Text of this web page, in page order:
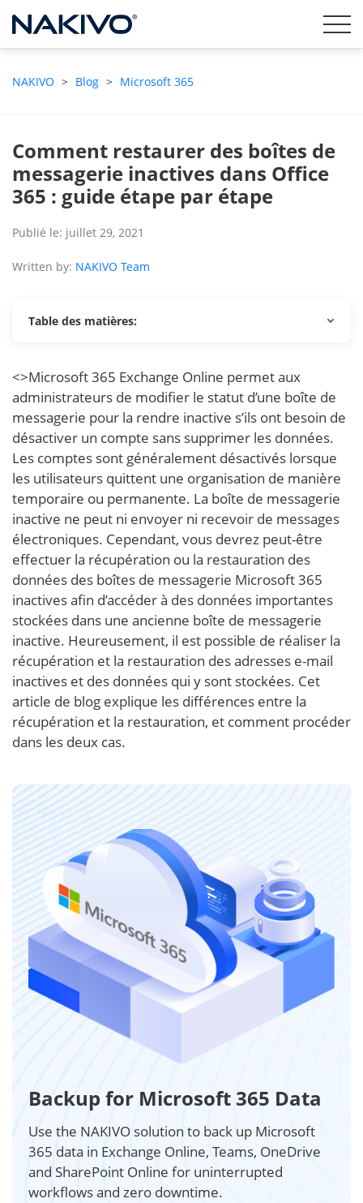
NAKIVO > Blog > Microsoft 365
Comment restaurer des boîtes de
messagerie inactives dans Office
365 : guide étape par étape
Publié le: juillet 29, 2021
Written by: NAKIVO Team
Table des matières:
<>Microsoft 365 Exchange Online permet aux
administrateurs de modifier le statut d’une boîte de
messagerie pour la rendre inactive s’ils ont besoin de
désactiver un compte sans supprimer les données.
Les comptes sont généralement désactivés lorsque
les utilisateurs quittent une organisation de manière
temporaire ou permanente. La boîte de messagerie
inactive ne peut ni envoyer ni recevoir de messages
électroniques. Cependant, vous devrez peut-être
effectuer la récupération ou la restauration des
données des boîtes de messagerie Microsoft 365
inactives afin d’accéder à des données importantes
stockées dans une ancienne boîte de messagerie
inactive. Heureusement, il est possible de réaliser la
récupération et la restauration des adresses e-mail
inactives et des données qui y sont stockées. Cet
article de blog explique les différences entre la
récupération et la restauration, et comment procéder
dans les deux cas.
Backup for Microsoft 365 Data
Use the NAKIVO solution to back up Microsoft
365 data in Exchange Online, Teams, OneDrive
and SharePoint Online for uninterrupted
workflows and zero downtime.